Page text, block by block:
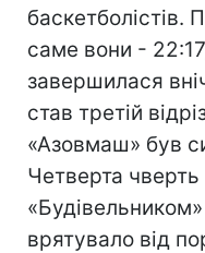
баскетболістів.
саме вони -
завершилася
став третій
«Азовмаш» був
Четверта
врятувало від